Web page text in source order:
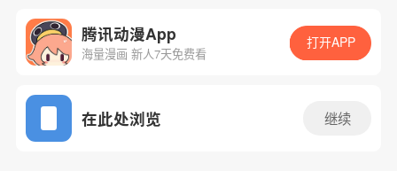
App免费看
下一话 腾漫App免费看
腾讯动漫App
海量漫画 新人7天免费看
打开APP
在此处浏览 继续